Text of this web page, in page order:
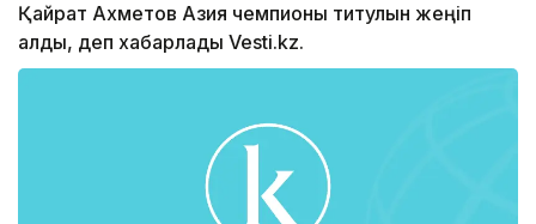
Қайрат Ахметов Азия чемпионы титулын жеңіп
алды, деп хабарлады Vesti.kz.